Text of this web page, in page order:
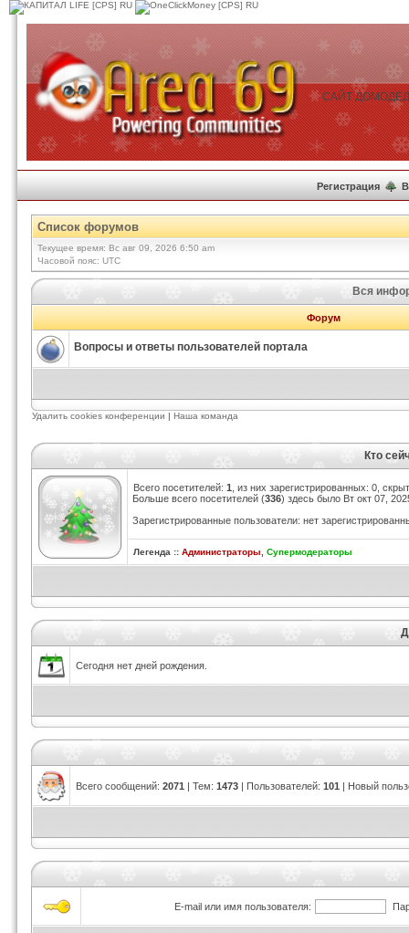
САЙТ
Регистрация
Список форумов
Текущее время: Вс авг 09, 2026 6:50 am
Часовой пояс: UTC
Вся
Форум
Вопросы и ответы пользователей портала
Удалить cookies конференции | Наша команда
Кто
Всего посетителей: 1 , из них зарегистрированных: 0,
Больше всего посетителей (336) здесь было Вт окт 07,
Зарегистрированные пользователи: нет
Легенда :: Администраторы Супермодераторы
Сегодня нет дней рождения.
Всего сообщений: 2071 | Тем: 1473 | Пользователей: 101 | Новый
E-mail или имя пользователя: